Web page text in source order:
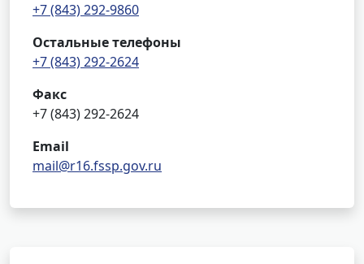
+7 (843) 292-9860
Остальные телефоны
+7 (843) 292-2624
Факс
+7 (843) 292-2624
Email
mail@r16.fssp.gov.ru